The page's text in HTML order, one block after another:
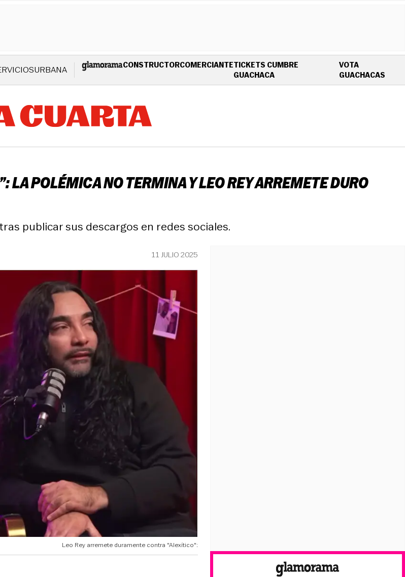
URBANA CONSTRUCTORCOMERCIANTETICKETS CUMBRE
GUACHACAOPENS IN NEW WINDOW
VOTA
GUACHACAS
LA POLÉMICA NO TERMINA Y LEO REY ARREMETE DURO
publicar sus descargos en redes sociales.
11 JULIO 2025
Leo Rey arremete duramente contra "Alexítico":